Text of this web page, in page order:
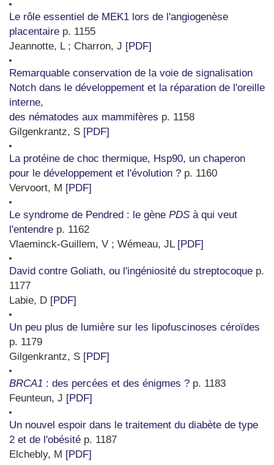
Le rôle essentiel de MEK1 lors de l'angiogenèse
placentaire p. 1155
Jeannotte, L ; Charron, J [PDF]
Remarquable conservation de la voie de signalisation
Notch dans le développement et la réparation de l'oreille
interne,
des nématodes aux mammifères p. 1158
Gilgenkrantz, S [PDF]
La protéine de choc thermique, Hsp90, un chaperon
pour le développement et l'évolution ? p. 1160
Vervoort, M [PDF]
Le syndrome de Pendred : le gène PDS à qui veut
l'entendre p. 1162
Vlaeminck-Guillem, V ; Wémeau, JL [PDF]
David contre Goliath, ou l'ingéniosité du streptocoque p.
1177
Labie, D [PDF]
Un peu plus de lumière sur les lipofuscinoses céroïdes
p. 1179
Gilgenkrantz, S [PDF]
BRCA1 : des percées et des énigmes ? p. 1183
Feunteun, J [PDF]
Un nouvel espoir dans le traitement du diabète de type
2 et de l'obésité p. 1187
Elchebly, M [PDF]